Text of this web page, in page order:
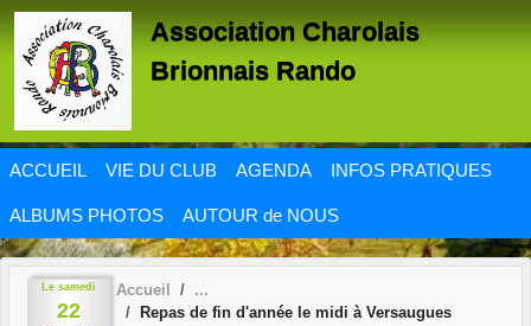
Association Charolais
Brionnais Rando
ACCUEIL VIE DU CLUB AGENDA INFOS PRATIQUES
ALBUMS PHOTOS AUTOUR de NOUS
Le samedi
22
Accueil
Repas de fin d'année le midi à Versaugues
Panneau de gestion des cookies